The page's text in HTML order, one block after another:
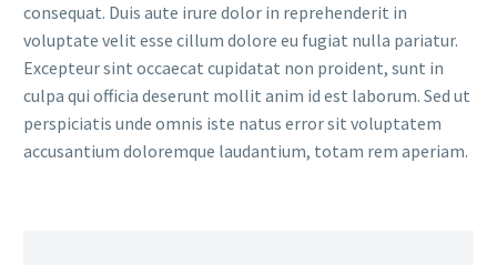
consequat. Duis aute irure dolor in reprehenderit in
voluptate velit esse cillum dolore eu fugiat nulla pariatur.
Excepteur sint occaecat cupidatat non proident, sunt in
culpa qui officia deserunt mollit anim id est laborum. Sed ut
perspiciatis unde omnis iste natus error sit voluptatem
accusantium doloremque laudantium, totam rem aperiam.